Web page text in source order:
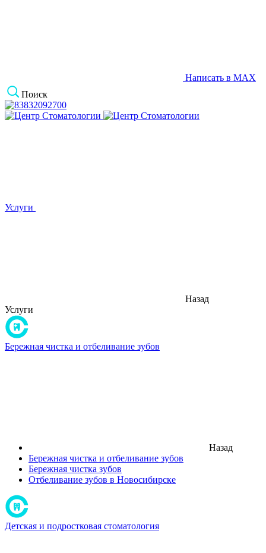
Написать в MAX
Поиск
Услуги
Назад
Услуги
Бережная чистка и отбеливание зубов
Назад
Бережная чистка и отбеливание зубов
Бережная чистка зубов
Отбеливание зубов в Новосибирске
Детская и подростковая стоматология